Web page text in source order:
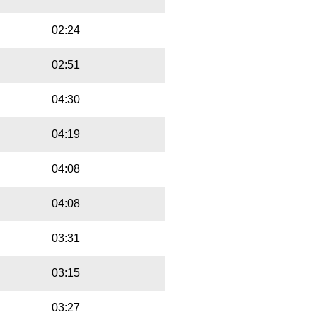
02:24
02:51
04:30
04:19
04:08
04:08
03:31
03:15
03:27